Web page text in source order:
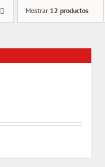
Mostrar 12 productos